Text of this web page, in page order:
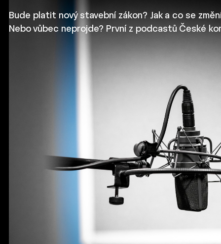
Bude platit nový stavební zákon? Jak a co se
Nebo vůbec neprojde? První z podcastů České